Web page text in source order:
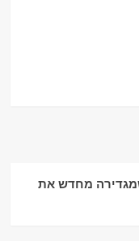
מחדש את